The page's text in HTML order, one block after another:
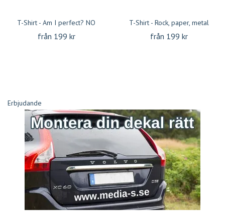
T-Shirt - Am I perfect? NO
från 199 kr
T-Shirt - Rock, paper, metal
från 199 kr
Erbjudande